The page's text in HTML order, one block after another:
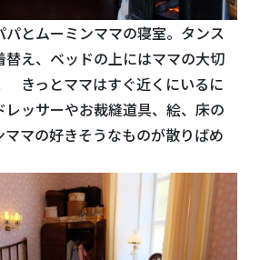
パとムーミンママの寝室。タンス
替え、ベッドの上にはママの大切
きっとママはすぐ近くにいるに
ッサーやお裁縫道具、絵、床の
ママの好きそうなものが散りばめ